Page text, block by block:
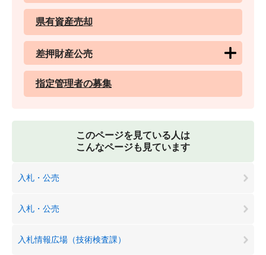
県有資産売却
差押財産公売
指定管理者の募集
このページを見ている人は
こんなページも見ています
入札・公売
入札・公売
入札情報広場（技術検査課）